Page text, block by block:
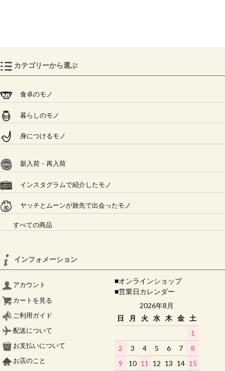
カテゴリーから選ぶ
食卓のモノ
暮らしのモノ
身につけるモノ
新入荷・再入荷
インスタグラムで紹介したモノ
ヤッチとムーンが旅先で出会ったモノ
すべての商品
インフォメーション
アカウント
カートを見る
ご利用ガイド
配送について
お支払いについて
お店のこと
■オンラインショップ
■営業日カレンダー
2026年8月
日
月 火 水 木 金
土
1
2
3 4 5 6 7
8
9
10 11 12 13 14 15